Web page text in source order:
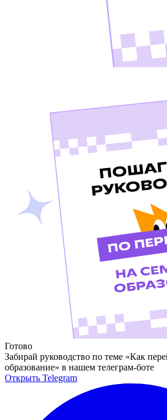
Готово
Забирай руководство по теме «Как
образование» в нашем телеграм-боте
Открыть Telegram